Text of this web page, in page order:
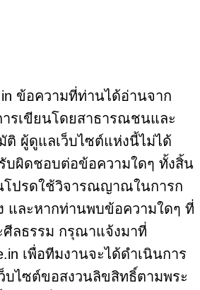
ข้อความที่ท่านได้อ่านจาก
ารเขียนโดยสาธารณชนและ
ติ ผู้ดูแลเว็บไซต์แห่งนี้ไม่ได้
บผิดชอบต่อข้อความใดๆ ทั้งสิ้น
ปรดใช้วิจารณญาณในการก
และหากท่านพบข้อความใดๆ ที่
ลธรรม กรุณาแจ้งมาที่
เพื่อทีมงานจะได้ดำเนินการ
บไซต์ขอสงวนลิขสิทธิ์ตามพระ